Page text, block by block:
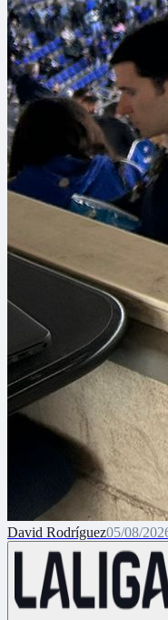
David Rodríguez05/08/